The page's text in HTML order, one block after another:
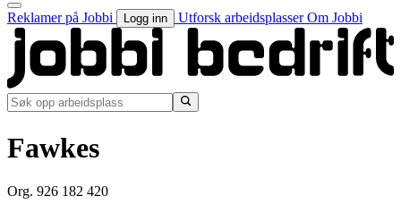
Reklamer på Jobbi Logg inn Utforsk arbeidsplasserOm Jobbi
Fawkes
Org. 926 182 420